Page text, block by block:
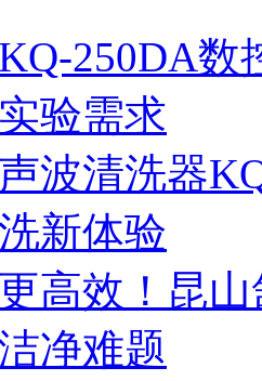
250DA
验需求
波清洗器
新体验
高效！昆
净难题